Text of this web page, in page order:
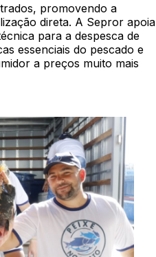
promovendo a
direta. A Sepror apoia
para a despesca de
essenciais do pescado e
a preços muito mais